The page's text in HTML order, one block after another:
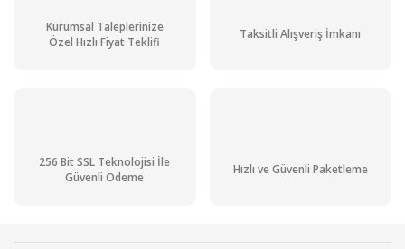
Kurumsal Taleplerinize
Özel Hızlı Fiyat Teklifi
Taksitli Alışveriş İmkanı
256 Bit SSL Teknolojisi İle
Güvenli Ödeme
Hızlı ve Güvenli Paketleme